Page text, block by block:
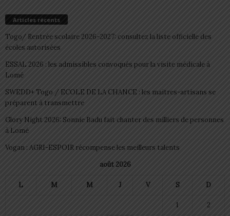
Articles récents
Togo/ Rentrée scolaire 2026-2027: consultez la liste officielle des
écoles autorisées
ESSAL 2026 : les admissibles convoqués pour la visite médicale à
Lomé
SWEDD+ Togo / ECOLE DE LA CHANCE : les maitres-artisans se
préparent à transmettre
Glory Night 2026: Sonnie Badu fait chanter des milliers de personnes
à Lomé
Vogan : AGRI-ESPOIR récompense les meilleurs talents
août 2026
L M M J V S D
1 2